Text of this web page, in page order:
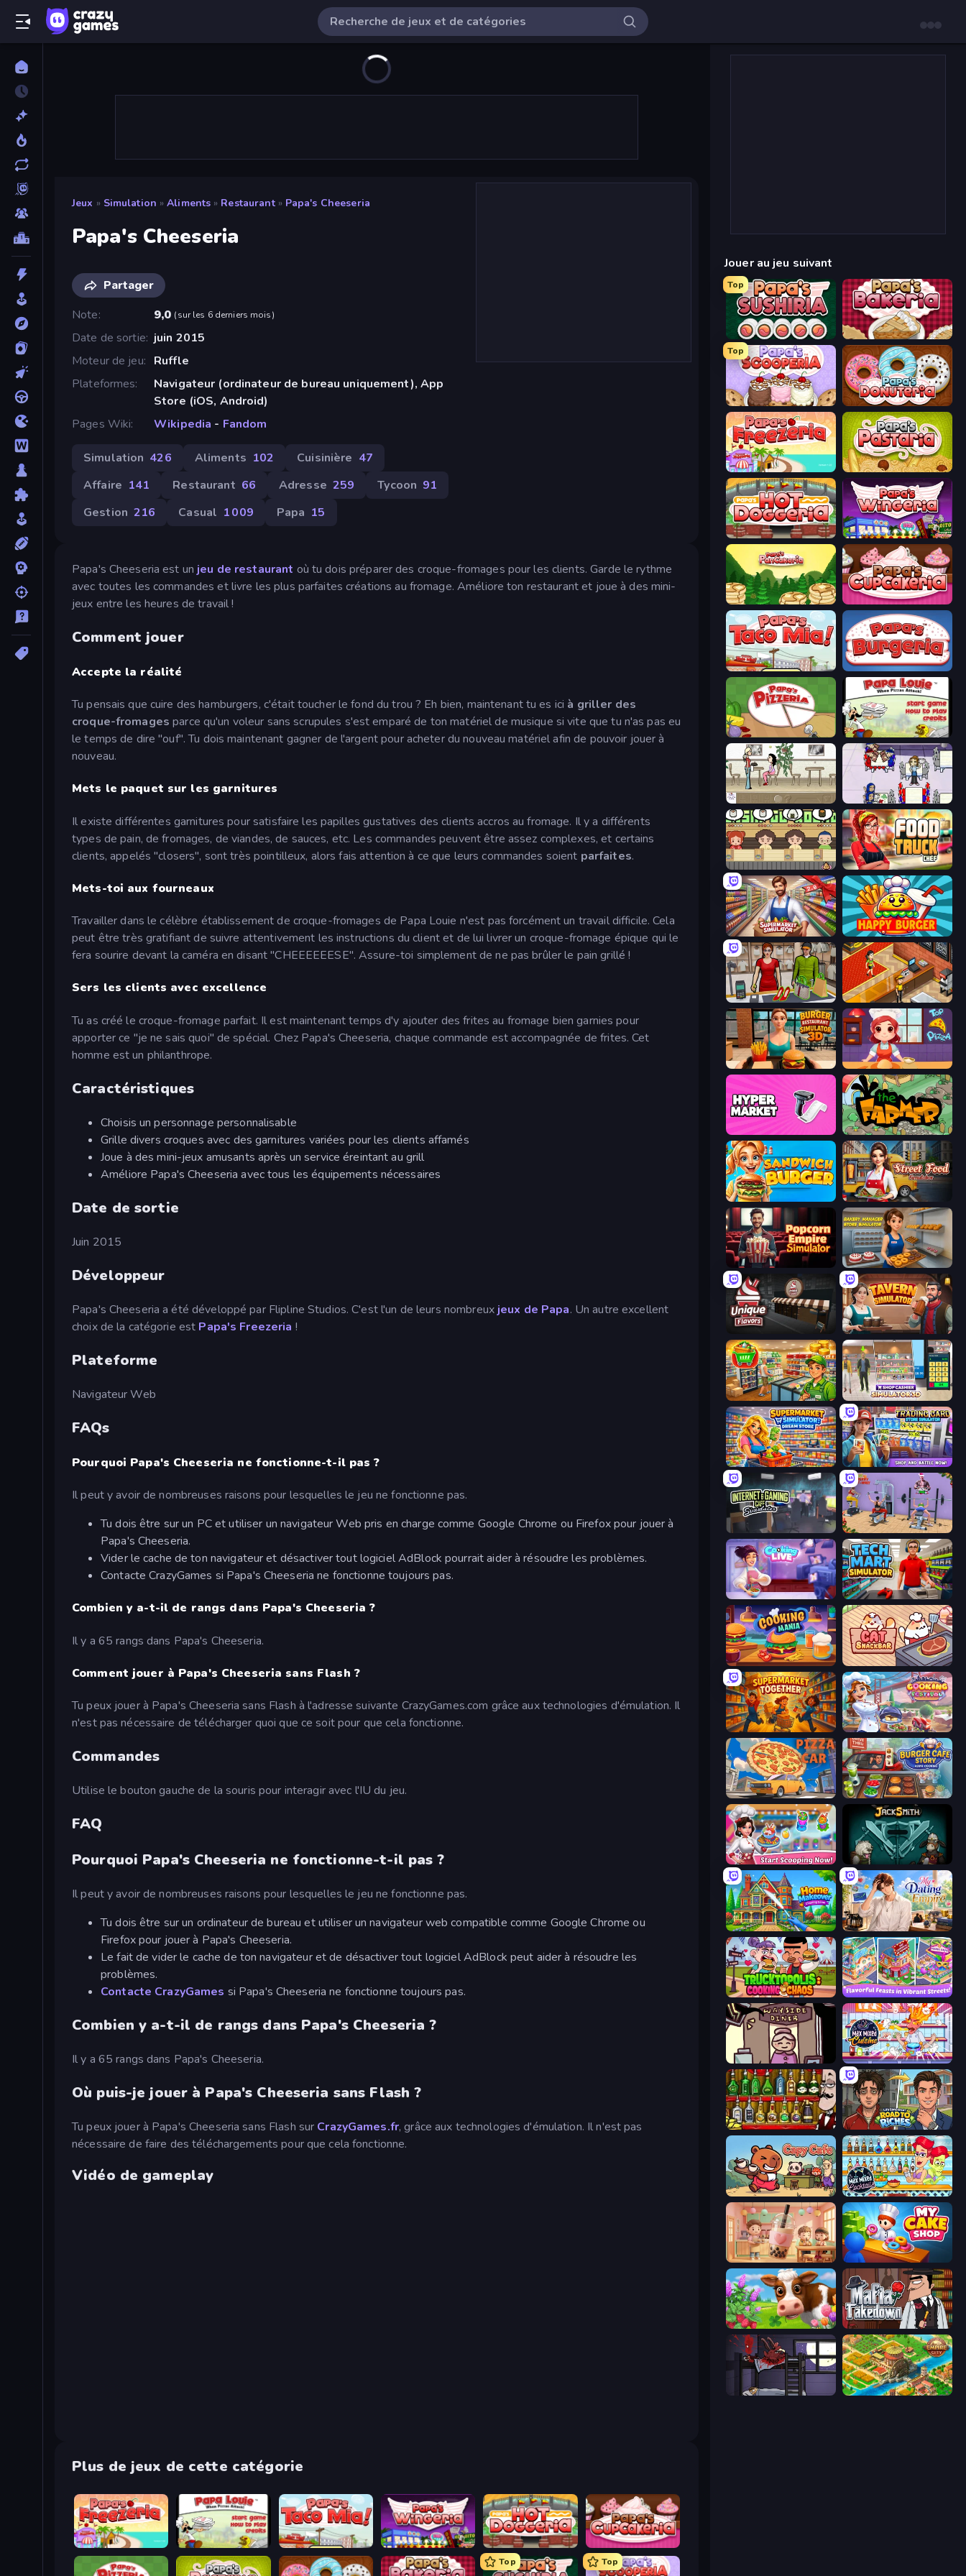
Jeux » Simulation » Aliments » Restaurant » Papa's Cheeseria
Papa's Cheeseria
Partager
Note
9,0 (sur les 6 derniers mois)
Date de sortie juin 2015
Moteur de jeu
Ruffle
Plateformes
Navigateur (ordinateur de bureau uniquement), App
Store (iOS, Android)
Pages Wiki
Wikipedia - Fandom
Simulation 426 Aliments 102 Cuisinière 47
Affaire 141 Restaurant 66 Adresse 259 Tycoon 91
Gestion 216 Casual 1 009 Papa 15
Papa's Cheeseria est un jeu de restaurant où tu dois préparer des croque-fromages pour les clients. Garde le rythme
avec toutes les commandes et livre les plus parfaites créations au fromage. Améliore ton restaurant et joue à des mini-
jeux entre les heures de travail !
Comment jouer
Accepte la réalité
Tu pensais que cuire des hamburgers, c'était toucher le fond du trou ? Eh bien, maintenant tu es ici à griller des
croque-fromagesparce qu'un voleur sans scrupules s'est emparé de ton matériel de musique si vite que tu n'as pas eu
le temps de dire "ouf". Tu dois maintenant gagner de l'argent pour acheter du nouveau matériel afin de pouvoir jouer à
nouveau.
Mets le paquet sur les garnitures
Il existe différentes garnitures pour satisfaire les papilles gustatives des clients accros au fromage. Il y a différents
types de pain, de fromages, de viandes, de sauces, etc. Les commandes peuvent être assez complexes, et certains
clients, appelés "closers", sont très pointilleux, alors fais attention à ce que leurs commandes soient parfaites.
Mets-toi aux fourneaux
Travailler dans le célèbre établissement de croque-fromages de Papa Louie n'est pas forcément un travail difficile. Cela
peut être très gratifiant de suivre attentivement les instructions du client et de lui livrer un croque-fromage épique qui le
fera sourire devant la caméra en disant "CHEEEEEESE". Assure-toi simplement de ne pas brûler le pain grillé !
Sers les clients avec excellence
Tu as créé le croque-fromage parfait. Il est maintenant temps d'y ajouter des frites au fromage bien garnies pour
apporter ce "je ne sais quoi" de spécial. Chez Papa's Cheeseria, chaque commande est accompagnée de frites. Cet
homme est un philanthrope.
Caractéristiques
Choisis un personnage personnalisable
Grille divers croques avec des garnitures variées pour les clients affamés
Joue à des mini-jeux amusants après un service éreintant au grill
Améliore Papa's Cheeseria avec tous les équipements nécessaires
Date de sortie
Juin 2015
Développeur
Papa's Cheeseria a été développé par Flipline Studios. C'est l'un de leurs nombreux jeux de Papa. Un autre excellent
choix de la catégorie est Papa's Freezeria !
Plateforme
Navigateur Web
FAQs
Pourquoi Papa's Cheeseria ne fonctionne-t-il pas ?
Il peut y avoir de nombreuses raisons pour lesquelles le jeu ne fonctionne pas.
Tu dois être sur un PC et utiliser un navigateur Web pris en charge comme Google Chrome ou Firefox pour jouer à
Papa's Cheeseria.
Vider le cache de ton navigateur et désactiver tout logiciel AdBlock pourrait aider à résoudre les problèmes.
Contacte CrazyGames si Papa's Cheeseria ne fonctionne toujours pas.
Combien y a-t-il de rangs dans Papa's Cheeseria ?
Il y a 65 rangs dans Papa's Cheeseria.
Comment jouer à Papa's Cheeseria sans Flash ?
Tu peux jouer à Papa's Cheeseria sans Flash à l'adresse suivante CrazyGames.com grâce aux technologies d'émulation. Il
n'est pas nécessaire de télécharger quoi que ce soit pour que cela fonctionne.
Commandes
Utilise le bouton gauche de la souris pour interagir avec l'IU du jeu.
FAQ
Pourquoi Papa's Cheeseria ne fonctionne-t-il pas ?
Il peut y avoir de nombreuses raisons pour lesquelles le jeu ne fonctionne pas.
Tu dois être sur un ordinateur de bureau et utiliser un navigateur web compatible comme Google Chrome ou
Firefox pour jouer à Papa's Cheeseria.
Le fait de vider le cache de ton navigateur et de désactiver tout logiciel AdBlock peut aider à résoudre les
problèmes.
Contacte CrazyGames si Papa's Cheeseria ne fonctionne toujours pas.
Combien y a-t-il de rangs dans Papa's Cheeseria ?
Il y a 65 rangs dans Papa's Cheeseria.
Où puis-je jouer à Papa's Cheeseria sans Flash ?
Tu peux jouer à Papa's Cheeseria sans Flash sur CrazyGames.fr, grâce aux technologies d'émulation. Il n'est pas
nécessaire de faire des téléchargements pour que cela fonctionne.
Vidéo de gameplay
Plus de jeux de cette catégorie
Papa's Freezeria Papa Louie: When Pizzas Attack Papa's Taco Mia Papa's Wingeria Papa's Hot Doggeria Papas Cupcakeria
Top Top
Jouer au jeu suivant
Top
Papa's Sushiria Papa's Bakeria
Top
Papa's Scooperia Papa's Donuteria
Papa's Freezeria Papa's Pastaria
Papa's Hot Doggeria Papa's Wingeria
Papa's Pancakeria Papas Cupcakeria
Papa's Taco Mia Papa's Burgeria
Papa's Pizzeria Papa Louie: When Pizzas Attack
The Waitress Diner Dash
Food Truck Chef™: A Fun Cooking Game
Supermarket Simulator: Store Manager Happy Burger
Shop Master 3D Cinema Panic 2
Top Pizza
Hypermarket 3D The Farmer
Sandwich Burger Street Food Simulator
Bakery Manager: Store Simulator
Unique Flavors Tavern Simulator
Supermarket Simulator: Desert
Supermarket Simulator: Dream Store Trading Card Store Simulator
Gym Simulator 2024
Cooking Live Tech Mart Simulator
Cooking Mania Cat Snack Bar
Supermarket Together Cooking Festival
Pizza Car Burger Cafe Story ASMR Cooking
Ice Cream Fever: Cooking Game Jacksmith
Home Makeover Cleaning Game My Dating Empire
Trucktopolis Cooking Chaos Mom's Diary 2
Diner in the Storm Max Mixed Cuisine
Bartender The Right Mix Life Simulator: Road to Riches
Capy Cafe Max Mixed Cocktails
Boba Shop My Cake Shop
Country Life Meadows Mafia Takedown
The Visitor Empire City